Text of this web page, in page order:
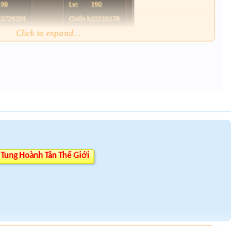
Click to expand...
Tung Hoành Tân Thế Giới